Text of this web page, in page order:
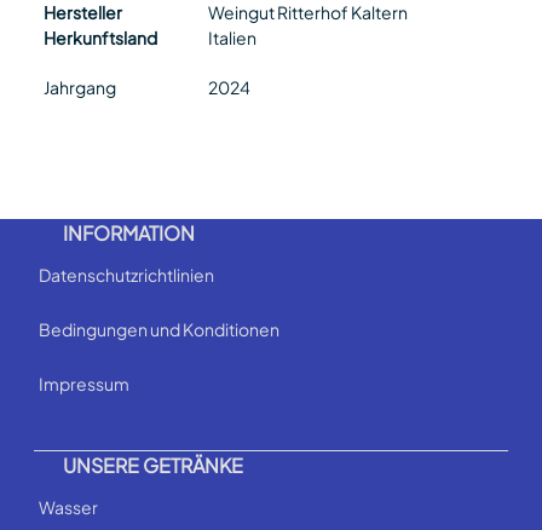
Hersteller
Weingut Ritterhof Kaltern
Herkunftsland
Italien
Jahrgang 2024
INFORMATION
Datenschutzrichtlinien
Bedingungen und Konditionen
Impressum
UNSERE GETRÄNKE
Wasser